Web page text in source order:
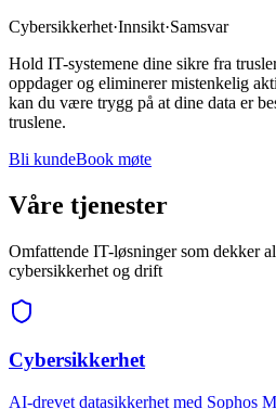
Cybersikkerhet·Innsikt·Samsvar
Hold IT-systemene dine sikre fra
oppdager og eliminerer mistenkelig
kan du være trygg på at dine data er
truslene.
Bli kundeBook møte
Våre tjenester
Omfattende IT-løsninger som dekker
cybersikkerhet og drift
Cybersikkerhet
AI-drevet datasikkerhet med Sophos